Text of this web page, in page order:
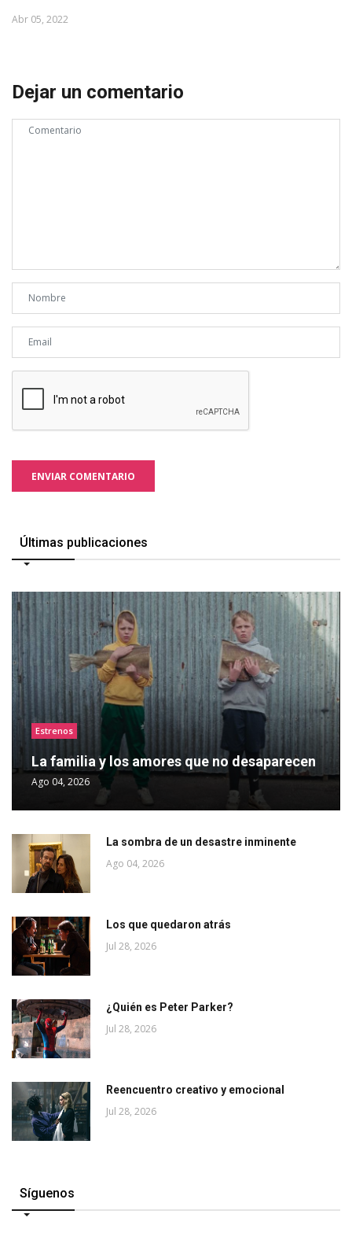
Abr 05, 2022
Dejar un comentario
ENVIAR COMENTARIO
Últimas publicaciones
Estrenos
La familia y los amores que no desaparecen
Ago 04, 2026
La sombra de un desastre inminente
Ago 04, 2026
Los que quedaron atrás
Jul 28, 2026
¿Quién es Peter Parker?
Jul 28, 2026
Reencuentro creativo y emocional
Jul 28, 2026
Síguenos